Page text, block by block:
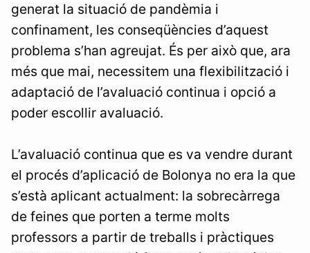
generat la situació de pandèmia i
confinament, les conseqüències d’aquest
problema s’han agreujat. És per això que, ara
més que mai, necessitem una flexibilització i
adaptació de l’avaluació continua i opció a
poder escollir avaluació.
L’avaluació continua que es va vendre durant
el procés d’aplicació de Bolonya no era la que
s’està aplicant actualment: la sobrecàrrega
de feines que porten a terme molts
professors a partir de treballs i pràctiques